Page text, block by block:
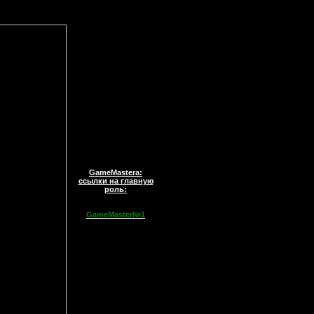
GameMastera:
ссылки на главную
роль:
GameMaster№1